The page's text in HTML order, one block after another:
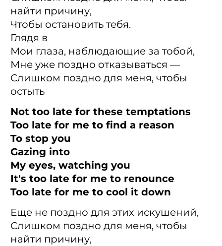
найти причину,
Чтобы остановить тебя.
Глядя в
Мои глаза, наблюдающие за тобой,
Мне уже поздно отказываться —
Слишком поздно для меня, чтобы
остыть
Not too late for these temptations
Too late for me to find a reason
To stop you
Gazing into
My eyes, watching you
It's too late for me to renounce
Too late for me to cool it down
Еще не поздно для этих искушений,
Слишком поздно для меня, чтобы
найти причину,